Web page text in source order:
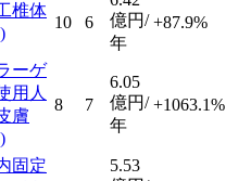
椎体
10 6
億円/
年
+87.9%
ーゲ
用人
膚
8 7
6.05
億円/
年
+1063.1%
固定
5.53